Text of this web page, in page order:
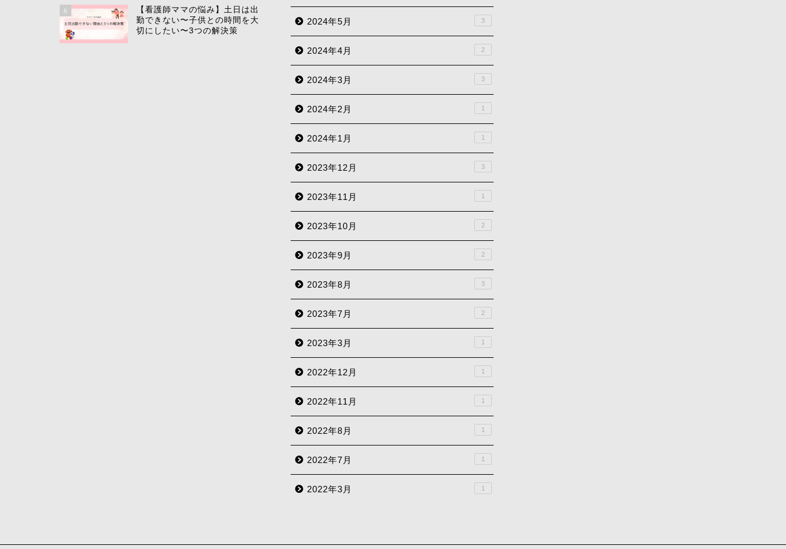
6
【看護師ママの悩み】土日は出
勤できない〜子供との時間を大
切にしたい〜3つの解決策
2024年5月 3
2024年4月 2
2024年3月 3
2024年2月 1
2024年1月 1
2023年12月 3
2023年11月 1
2023年10月 2
2023年9月 2
2023年8月 3
2023年7月 2
2023年3月 1
2022年12月 1
2022年11月 1
2022年8月 1
2022年7月 1
2022年3月 1